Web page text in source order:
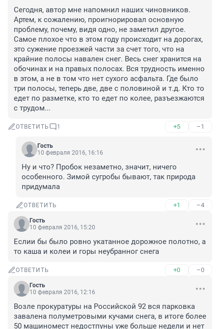
Сегодня, автор мне напомнил наших чиновников.
Артем, к сожалению, проигнорировал основную
проблему, почему, видя одно, не заметил другое.
Самое плохое что в этом году происходит на дорогах,
это сужение проезжей части за счет того, что на
крайние полосы навален снег. Весь снег хранится на
обочинах и на правых полосах. Вся трудность именно
в этом, а не в том что нет сухого асфальта. Где было
три полосы, теперь две, две с половиной и т.д. Кто то
едет по разметке, кто то едет по колее, разъезжаются
с трудом...
ОТВЕТИТЬ 1 +5 –1
Гость
10 февраля 2016, 16:16
Ну и что? Пробок незаметно, значит, ничего
особенного. Зимой сугробы бывают, так природа
придумала
ОТВЕТИТЬ +1 –4
Гость
10 февраля 2016, 15:20
Еслии бы было ровно укатанное дорожное полотно, а
то каша и колеи и горы неубранног снега
ОТВЕТИТЬ +0 –0
Гость
10 февраля 2016, 12:16
Возле прокуратуры на Российской 92 вся парковка
завалена полуметровыми кучами снега, в итоге более
50 машиномест недостпуны уже больше недели и нет